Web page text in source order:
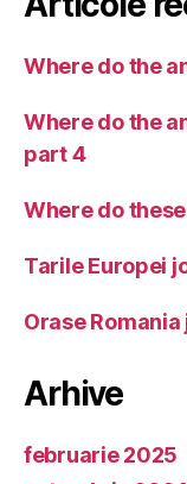
Where do the
Where do the
part 4
Where do
Tarile Europei
Orase
Arhive
februarie 2025